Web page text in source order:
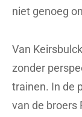
niet genoeg
Van
zonder
trainen. In de
van de broers